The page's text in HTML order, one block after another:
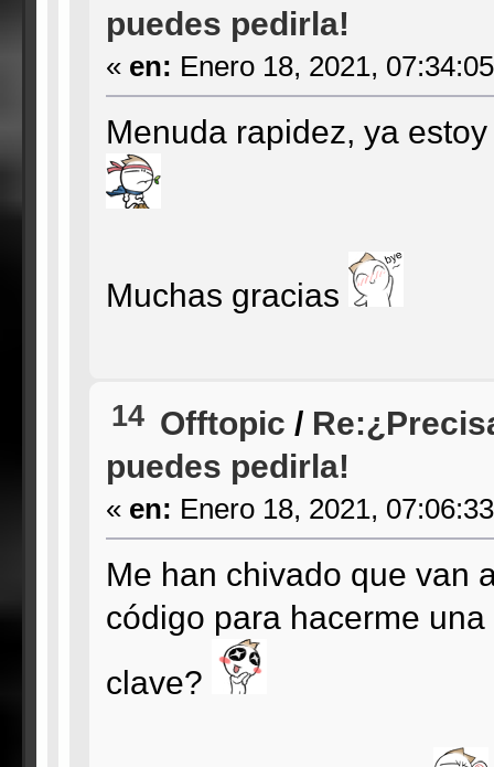
puedes pedirla!
« en: Enero 18, 2021,
Menuda rapidez, ya
Muchas gracias
14 Offtopic /
puedes pedirla!
« en: Enero 18, 2021,
Me han chivado que van
código para hacerme
clave?